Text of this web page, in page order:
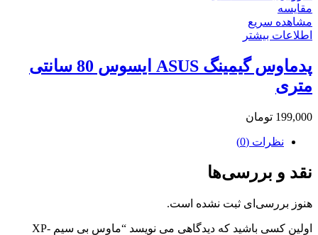
مقایسه
مشاهده سریع
اطلاعات بیشتر
پدماوس گیمینگ ASUS ایسوس 80 سانتی
متری
199,000 تومان
نظرات (0)
نقد و بررسی‌ها
هنوز بررسی‌ای ثبت نشده است.
اولین کسی باشید که دیدگاهی می نویسد “ماوس بی سیم XP-